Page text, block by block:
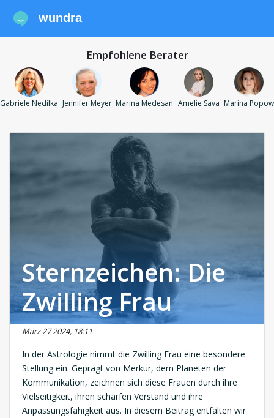
wundra
Empfohlene Berater
Gabriele Nedilka Jennifer Meyer Marina Medesan Amelie Sava Marina Popow
Sternzeichen: Die
Zwilling Frau
März 27 2024, 18:11
In der Astrologie nimmt die Zwilling Frau eine besondere
Stellung ein. Geprägt von Merkur, dem Planeten der
Kommunikation, zeichnen sich diese Frauen durch ihre
Vielseitigkeit, ihren scharfen Verstand und ihre
Anpassungsfähigkeit aus. In diesem Beitrag entfalten wir